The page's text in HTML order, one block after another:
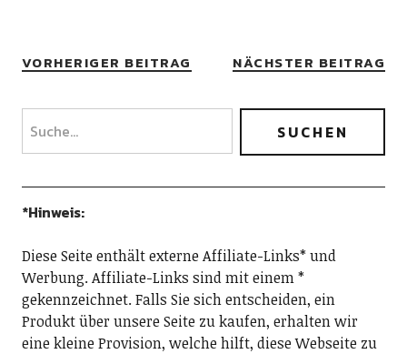
VORHERIGER BEITRAG NÄCHSTER BEITRAG
*Hinweis:
Diese Seite enthält externe Affiliate-Links* und
Werbung. Affiliate-Links sind mit einem *
gekennzeichnet. Falls Sie sich entscheiden, ein
Produkt über unsere Seite zu kaufen, erhalten wir
eine kleine Provision, welche hilft, diese Webseite zu